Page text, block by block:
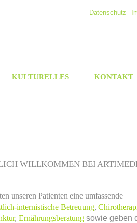
Datenschutz
KULTURELLES KONTAKT
WILLKOMMEN BEI
unseren Patienten eine umfassende
internistische Betreuung,
, Ernährungsberatung sowie geben